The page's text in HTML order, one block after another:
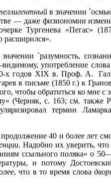
в значении
— даже физиономии
Тургенева «Пегас»
расширился».
`разумность,
употребление
х годов XIX в. Проф. А.
в письме (1850 г.) к
обратиться ко мне с
(Черняк, с. 163; см. также
термин
40 и более лет
. Надобно их уверить,
ссыльного поляка» о
и потому
что в то время слова